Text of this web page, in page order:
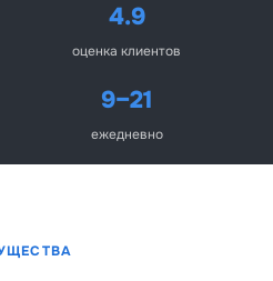
4.9
оценка клиентов
9–21
ежедневно